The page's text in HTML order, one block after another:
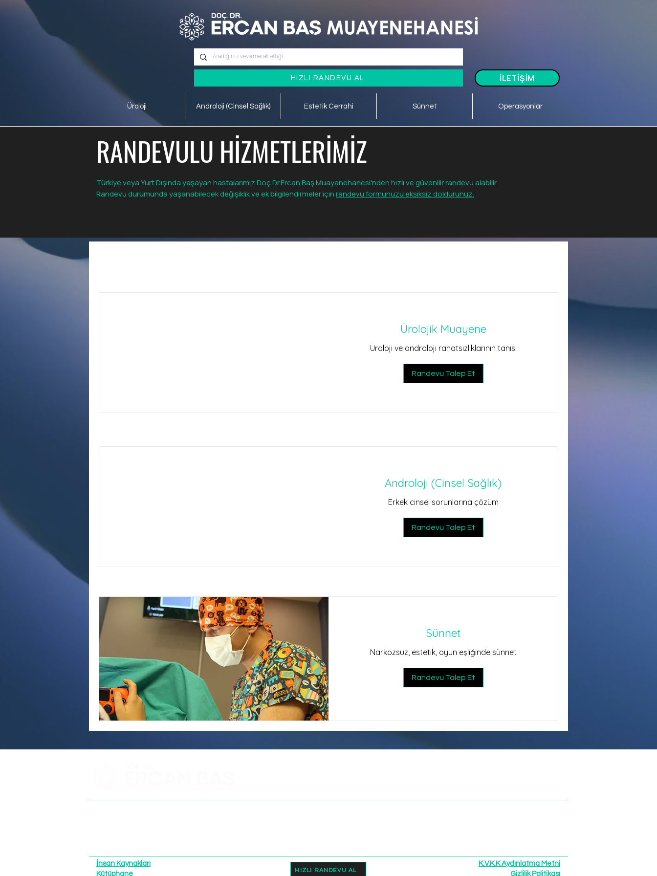
Sokak No:2 18/B Merkez/ISPARTA
HIZLI RANDEVU AL İLETİŞİM
Üroloji Androloji (Cinsel Sağlık) Estetik Cerrahi Sünnet Operasyonlar
RANDEVULU HİZMETLERİMİZ
Türkiye veya Yurt Dışında yaşayan hastalarımız Doç.Dr.Ercan Baş Muayanehanesi'nden hızlı ve güvenilir randevu alabilir.
Randevu durumunda yaşanabilecek değişiklik ve ek bilgilendirmeler içinrandevu formunuzu eksiksiz doldurunuz.
Ürolojik Muayene
Üroloji ve androloji rahatsızlıklarının tanısı
Randevu Talep Et
Androloji (Cinsel Sağlık)
Erkek cinsel sorunlarına çözüm
Randevu Talep Et
Sünnet
Narkozsuz, estetik, oyun eşliğinde sünnet
Randevu Talep Et
İnsan Kaynakları
Kütüphane
HIZLI RANDEVU AL
K.V.K.K Aydınlatma Metni
Gizlilik Politikası